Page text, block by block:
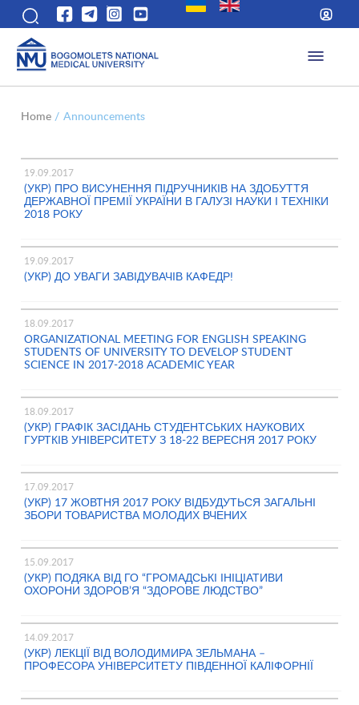
Home / Announcements
19.09.2017
(УКР) ПРО ВИСУНЕННЯ ПІДРУЧНИКІВ НА ЗДОБУТТЯ
ДЕРЖАВНОЇ ПРЕМІЇ УКРАЇНИ В ГАЛУЗІ НАУКИ І ТЕХНІКИ
2018 РОКУ
19.09.2017
(УКР) ДО УВАГИ ЗАВІДУВАЧІВ КАФЕДР!
18.09.2017
ОRGANIZATIONAL MEETING FOR ENGLISH SPEAKING
STUDENTS OF UNIVERSITY TO DEVELOP STUDENT
SCIENCE IN 2017-2018 ACADEMIC YEAR
18.09.2017
(УКР) ГРАФІК ЗАСІДАНЬ СТУДЕНТСЬКИХ НАУКОВИХ
ГУРТКІВ УНІВЕРСИТЕТУ З 18-22 ВЕРЕСНЯ 2017 РОКУ
17.09.2017
(УКР) 17 ЖОВТНЯ 2017 РОКУ ВІДБУДУТЬСЯ ЗАГАЛЬНІ
ЗБОРИ ТОВАРИСТВА МОЛОДИХ ВЧЕНИХ
15.09.2017
(УКР) ПОДЯКА ВІД ГО “ГРОМАДСЬКІ ІНІЦІАТИВИ
ОХОРОНИ ЗДОРОВ’Я “ЗДОРОВЕ ЛЮДСТВО”
14.09.2017
(УКР) ЛЕКЦІЇ ВІД ВОЛОДИМИРА ЗЕЛЬМАНА –
ПРОФЕСОРА УНІВЕРСИТЕТУ ПІВДЕННОЇ КАЛІФОРНІЇ